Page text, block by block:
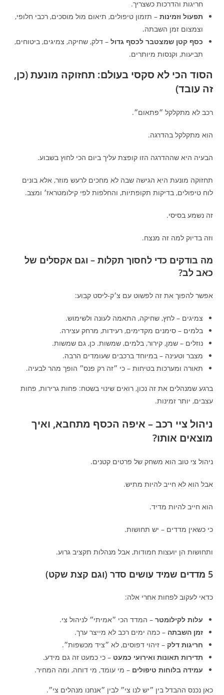
חריגות והדרכות כשצריך.
תפעול וזמינות – תזמון טיפולים, תיאום מול מוסכים, רכבי חלופי,
וצמצום זמן השבתה.
כסף קטן שמצטבר לכסף גדול – דלק, שחיקה, צמיגים, ביטוחים,
תביעות, וקנסות מיותרים.
הסוד הכי לא סקסי בעולם: תחזוקה מונעת (כן,
זה עובד)
רכב לא מתקלקל ״פתאום״.
הוא מתקלקל בהדרגה.
הבעיה היא שההדרגה הזו קופצת עליך ביום הכי לחוץ בשבוע.
תחזוקה מונעת היא הגישה שבה לא מחכים לרעש מוזר, אלא בונים
לוח טיפולים, בדיקות תקופתיות, והחלפות לפי קילומטראז׳ ומצב.
זה נשמע בסיסי.
וזה בדיוק למה זה מנצח.
מה בודקים כדי לחסוך תקלות – וגם אקסלים של
כאב לב?
אפשר להפוך את זה לפשוט עם צ׳ק-ליסט קבוע:
צמיגים – לחץ, שחיקה, התאמה לעונה ולשימוש.
בלמים – סימנים מקדימים, רעידות, מרחק עצירה.
נוזלים – שמן, קירור, בלמים, שמשות. כן, גם שמשות.
מצבר וטעינה – במיוחד ברכבים שעומדים הרבה.
תאורה ומערכות בטיחות – כי ״זה רק פנס״ הופך מהר לבעיה.
ברגע שמנהלים את זה נכון, רואים שינוי בשטח: פחות גרירות, פחות
עצבים, יותר זמינות.
ניהול ציי רכב – איפה הכסף מתחבא, ואיך
מוצאים אותו?
ניהול צי טוב הוא משחק של פרטים קטנים.
אבל הוא לא חייב להיות מתיש.
הוא חייב להיות מדיד.
כי כשאין מדדים – יש תחושות.
ותחושות הן יועצות חמודות, אבל מנהלות תקציב גרוע.
5 מדדים שמיד עושים סדר (וגם קצת שקט)
כדאי לעקוב לפחות אחרי אלה:
עלות לקילומטר – המדד הכי ״אמיתי״ לניהול צי.
זמן השבתה – כמה ימים רכב לא מייצר ערך.
חריגות דלק – זיהוי דפוסים, לא ״ציד מכשפות״.
תדירות תאונות ואירועי כמעט – כי כמעט זה גם מידע.
עמידה בלוחות טיפולים – מי עומד, מי דוחה, ומה המחיר.
כאן נכנס ההבדל בין ״יש לנו צי״ לבין ״אנחנו מנהלים צי״.